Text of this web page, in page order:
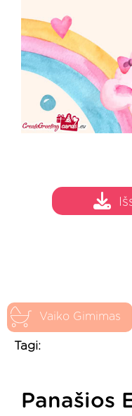
Vaiko Gimimas
Tagi:
Panašios